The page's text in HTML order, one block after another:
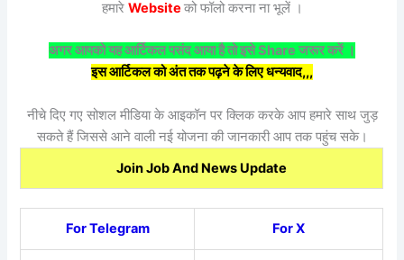
हमारे Website को फॉलो करना ना भूलें ।
अगर आपको यह आर्टिकल पसंद आया है तो इसे Share जरूर करें ।
इस आर्टिकल को अंत तक पढ़ने के लिए धन्यवाद,,,
नीचे दिए गए सोशल मीडिया के आइकॉन पर क्लिक करके आप हमारे साथ जुड़
सकते हैं जिससे आने वाली नई योजना की जानकारी आप तक पहुंच सके।
Join Job And News Update
For Telegram For X